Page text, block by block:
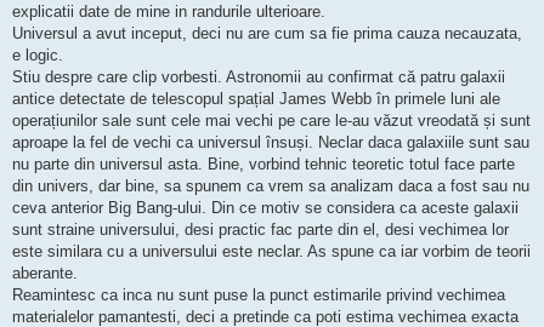
explicatii date de mine in randurile ulterioare.
Universul a avut inceput, deci nu are cum sa fie prima cauza necauzata,
e logic.
Stiu despre care clip vorbesti. Astronomii au confirmat că patru galaxii
antice detectate de telescopul spațial James Webb în primele luni ale
operațiunilor sale sunt cele mai vechi pe care le-au văzut vreodată și sunt
aproape la fel de vechi ca universul însuși. Neclar daca galaxiile sunt sau
nu parte din universul asta. Bine, vorbind tehnic teoretic totul face parte
din univers, dar bine, sa spunem ca vrem sa analizam daca a fost sau nu
ceva anterior Big Bang-ului. Din ce motiv se considera ca aceste galaxii
sunt straine universului, desi practic fac parte din el, desi vechimea lor
este similara cu a universului este neclar. As spune ca iar vorbim de teorii
aberante.
Reamintesc ca inca nu sunt puse la punct estimarile privind vechimea
materialelor pamantesti, deci a pretinde ca poti estima vechimea exacta